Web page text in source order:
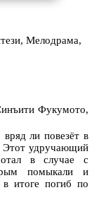
Мелодрама,
Фукумото,
ли повезёт в
удручающий
в случае с
помыкали и
итоге погиб по